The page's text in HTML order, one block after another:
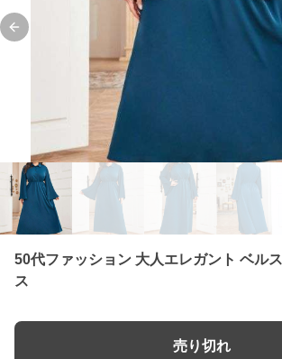
Previous slide
50代ファッション 大人エレガント ベル
ス
売り切れ